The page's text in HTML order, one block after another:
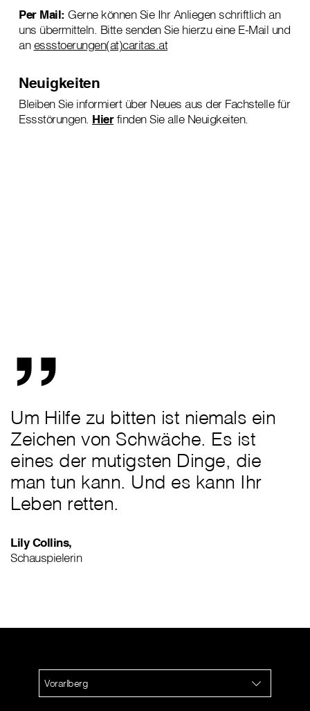
Per Mail: Gerne können Sie Ihr Anliegen schriftlich an
uns übermitteln. Bitte senden Sie hierzu eine E-Mail und
anessstoerungen(at)caritas.at
Neuigkeiten
Bleiben Sie informiert über Neues aus der Fachstelle für
Essstörungen. Hierfinden Sie alle Neuigkeiten.
„
Um Hilfe zu bitten ist niemals ein
Zeichen von Schwäche. Es ist
eines der mutigsten Dinge, die
man tun kann. Und es kann Ihr
Leben retten.
Lily Collins,
Schauspielerin
Vorarlberg